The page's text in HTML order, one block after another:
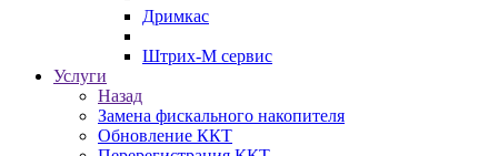
Дримкас
Штрих-М сервис
Услуги
Назад
Замена фискального накопителя
Обновление ККТ